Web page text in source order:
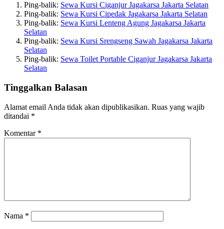
Ping-balik: Sewa Kursi Ciganjur Jagakarsa Jakarta Selatan
Ping-balik: Sewa Kursi Cipedak Jagakarsa Jakarta Selatan
Ping-balik: Sewa Kursi Lenteng Agung Jagakarsa Jakarta
Selatan
Ping-balik: Sewa Kursi Srengseng Sawah Jagakarsa Jakarta
Selatan
Ping-balik: Sewa Toilet Portable Ciganjur Jagakarsa Jakarta
Selatan
Tinggalkan Balasan
Alamat email Anda tidak akan dipublikasikan. Ruas yang wajib
ditandai *
Komentar *
Nama *